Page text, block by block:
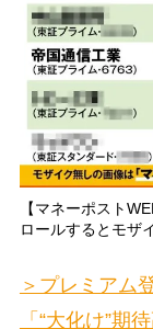
【マネーポスト
ロールするとモザ
＞プレミアム
「“大化け”期